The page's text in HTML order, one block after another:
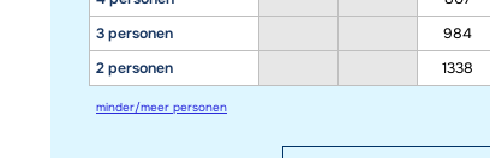
3 personen
2 personen
984
1338
minder/meer personen